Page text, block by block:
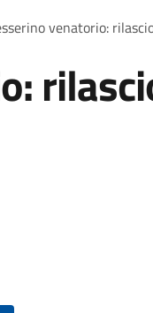
venatorio: